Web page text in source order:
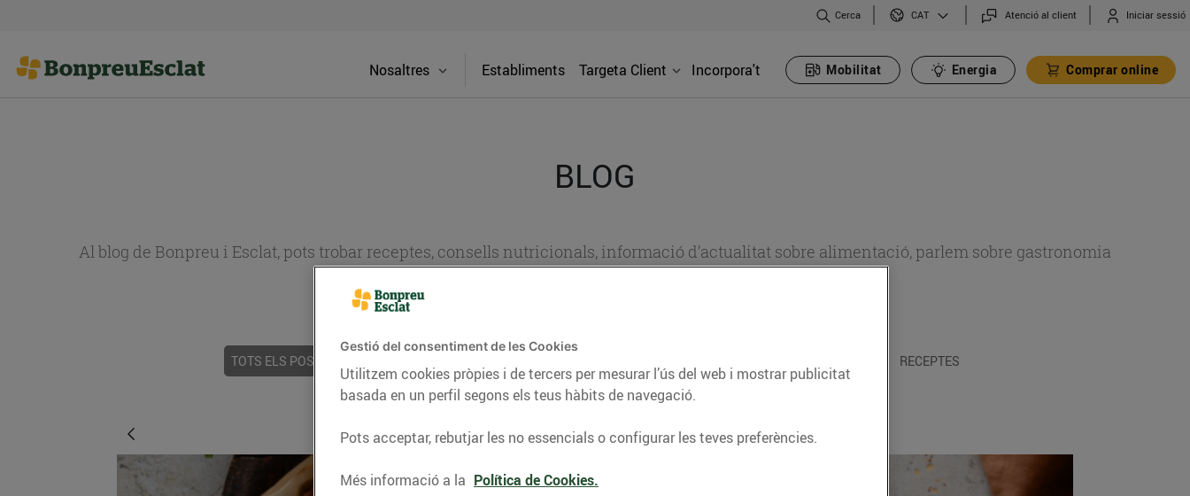
Cerca CAT Atenció al client Iniciar sessió
Nosaltres Establiments Targeta Client Incorpora't Mobilitat Energia Comprar online
BLOG
Al blog de Bonpreu i Esclat, pots trobar receptes, consells nutricionals, informació d’actualitat sobre alimentació, parlem sobre gastronomia
TOTS ELS POSTS RECEPTES
Gestió del consentiment de les Cookies
Utilitzem cookies pròpies i de tercers per mesurar l’ús del web i mostrar publicitat
basada en un perfil segons els teus hàbits de navegació.
Pots acceptar, rebutjar les no essencials o configurar les teves preferències.
Més informació a la Política de Cookies.